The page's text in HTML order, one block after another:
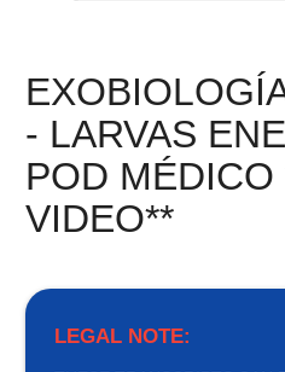
- LARVAS
POD MÉDICO
VIDEO**
LEGAL NOTE: